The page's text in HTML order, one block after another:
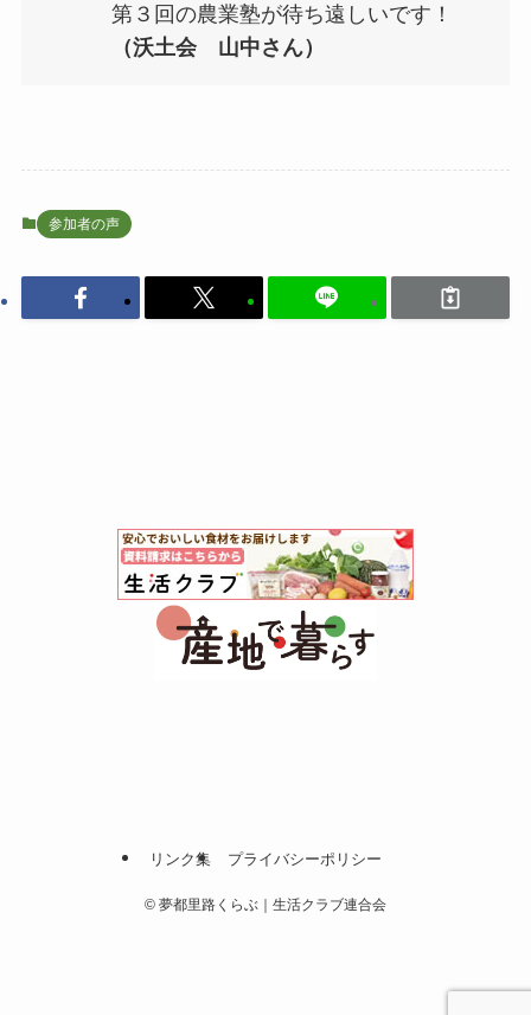
第３回の農業塾が待ち遠しいです！
（沃土会 山中さん）
参加者の声
リンク集 プライバシーポリシー
© 夢都里路くらぶ｜生活クラブ連合会